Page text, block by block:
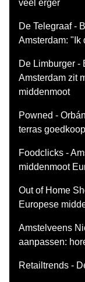
veel erger
De Telegraaf -
Amsterdam: "Ik
De Limburger -
Amsterdam zit
middenmoot
Powned -
terras
Foodclicks -
middenmoot
Out of Home
Europese
Amstelveens
aanpassen:
Retailtrends -